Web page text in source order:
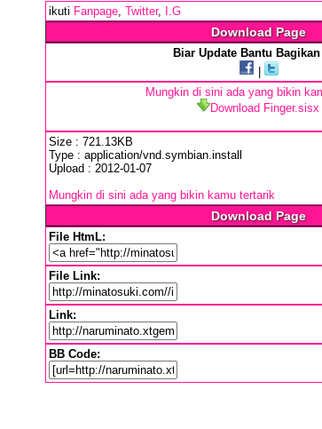
ikuti Fanpage, Twitter, I.G
Download Page
Biar Update Bantu
Mungkin di sini ada yang bikin
Download Finger.sisx
Size : 721.13KB
Type : application/vnd.symbian.install
Upload : 2012-01-07
Mungkin di sini ada yang bikin kamu tertarik
Download Page
File HtmL:
File Link:
Link:
BB Code: